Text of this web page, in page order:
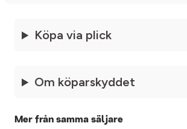
Köpa via plick
Om köparskyddet
Mer från samma säljare